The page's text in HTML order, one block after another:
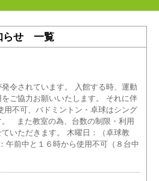
らせ 一覧
令されています。 入館する時、運動
ご協力お願いいたします。 それに伴
用不可、バドミントン・卓球はシング
。 また教室の為、台数の制限・利用
いただきます。 木曜日：（卓球教
午前中と１６時から使用不可（８台中